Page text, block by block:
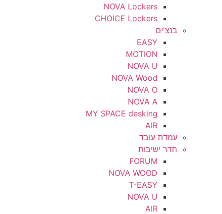
NOVA Lockers
CHOICE Lockers
בנצ'ים
EASY
MOTION
NOVA U
NOVA Wood
NOVA O
NOVA A
MY SPACE desking
AIR
עמדת עובד
חדר ישיבות
FORUM
NOVA WOOD
T-EASY
NOVA U
AIR